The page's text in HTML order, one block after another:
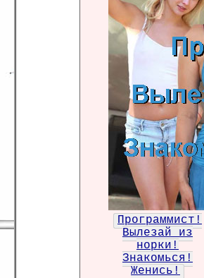
Программист!
Вылезай из
норки!
Знакомься!
Женись!